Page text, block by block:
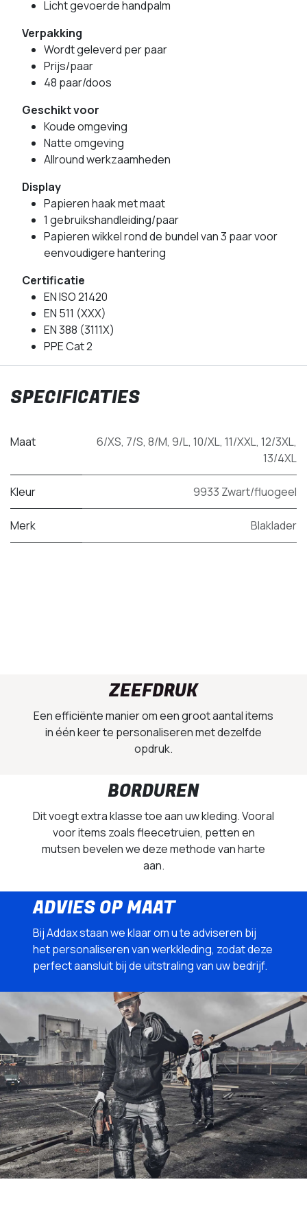
Licht gevoerde handpalm
Verpakking
Wordt geleverd per paar
Prijs/paar
48 paar/doos
Geschikt voor
Koude omgeving
Natte omgeving
Allround werkzaamheden
Display
Papieren haak met maat
1 gebruikshandleiding/paar
Papieren wikkel rond de bundel van 3 paar voor
eenvoudigere hantering
Certificatie
EN ISO 21420
EN 511 (XXX)
EN 388 (3111X)
PPE Cat 2
SPECIFICATIES
Maat 6/XS, 7/S, 8/M, 9/L, 10/XL, 11/XXL, 12/3XL,
13/4XL
Kleur 9933 Zwart/fluogeel
Merk Blaklader
ZEEFDRUK
Een efficiënte manier om een groot aantal items
in één keer te personaliseren met dezelfde
opdruk.
BORDUREN
Dit voegt extra klasse toe aan uw kleding. Vooral
voor items zoals fleecetruien, petten en
mutsen bevelen we deze methode van harte
aan.
ADVIES OP MAAT
Bij Addax staan we klaar om u te adviseren bij
het personaliseren van werkkleding, zodat deze
perfect aansluit bij de uitstraling van uw bedrijf.